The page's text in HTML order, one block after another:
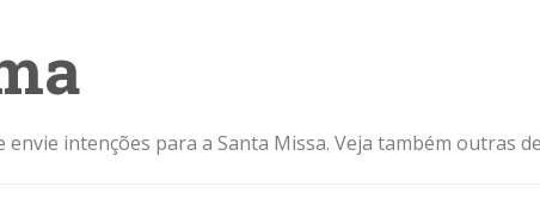
intenções para a Santa Missa. Veja também outras